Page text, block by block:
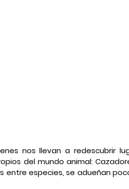
nos llevan a redescubrir
del mundo animal:
entre especies, se adueñan